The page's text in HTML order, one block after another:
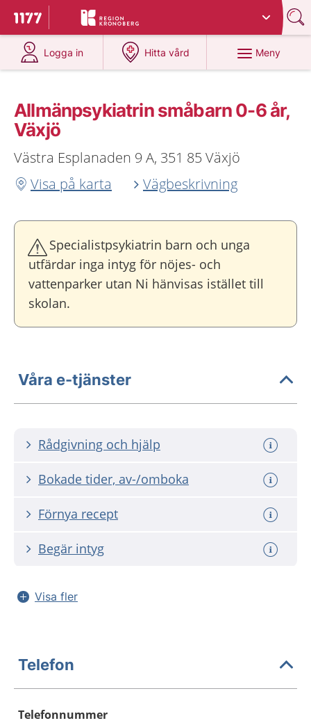
Till startsidan för 1177
Du har valt region
Logga in
på 1177.se
Hitta vård
på 1177.se
Meny
Allmänpsykiatrin småbarn 0-6 år,
Växjö
Västra Esplanaden 9 A, 351 85 Växjö
Visa på karta
Vägbeskrivning
Specialistpsykiatrin barn och unga
utfärdar inga intyg för nöjes- och
vattenparker utan Ni hänvisas istället till
skolan.
Våra e-tjänster
Rådgivning och hjälp
Bokade tider, av-/omboka
Förnya recept
Begär intyg
Visa fler
Telefon
Telefonnummer